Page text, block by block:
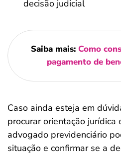
decisão judicial
Saiba mais: Como
pagamento de
Caso ainda esteja em
procurar orientação jurídica
advogado previdenciário
situação e confirmar se a